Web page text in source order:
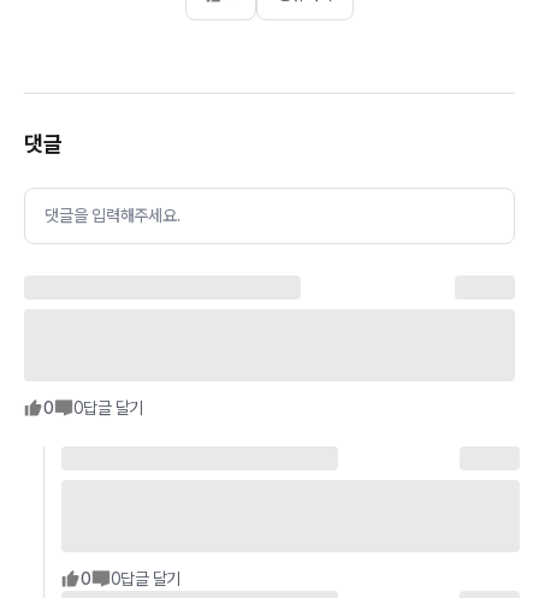
댓글
댓글을 입력해주세요.
0 0답글 달기
0 0답글 달기